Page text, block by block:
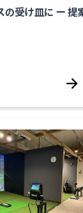
受け皿に ー 提